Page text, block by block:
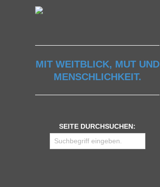
U
L
E
MIT WEITBLICK, MUT UND
MENSCHLICHKEIT.
SEITE DURCHSUCHEN: